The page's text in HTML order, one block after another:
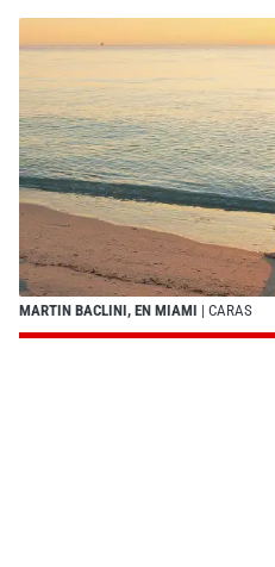
MARTIN BACLINI, EN MIAMI | CARAS